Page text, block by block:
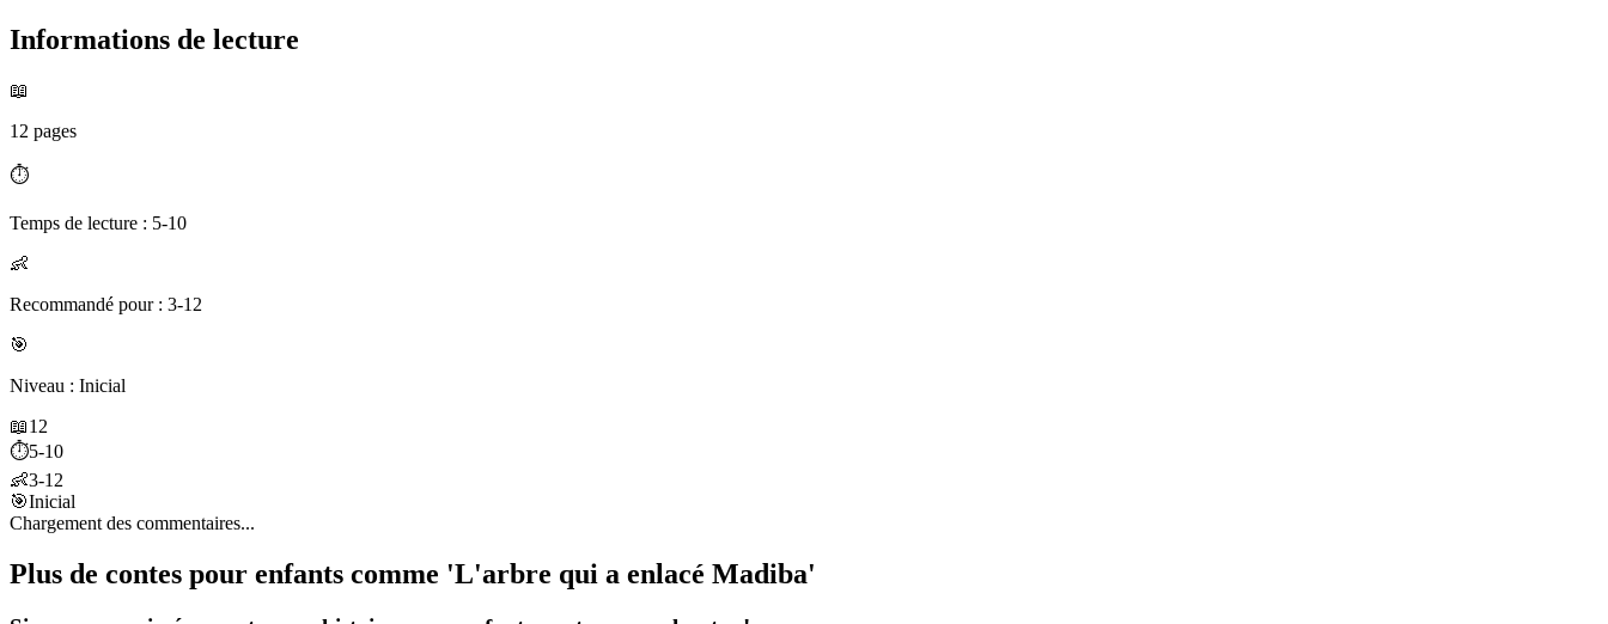
Informations de lecture
📖
12 pages
⏱️
Temps de lecture : 5-10
👶
Recommandé pour : 3-12
🎯
Niveau : Inicial
📖12
⏱️5-10
👶3-12
🎯Inicial
Chargement des commentaires...
Plus de contes pour enfants comme 'L'arbre qui a enlacé Madiba'